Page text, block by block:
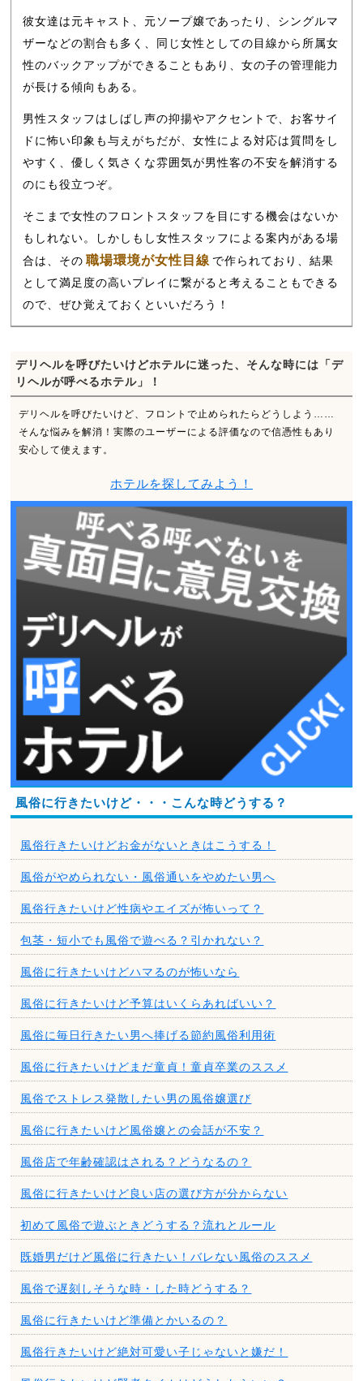
彼女達は元キャスト、元ソープ嬢であったり、シングルマ
ザーなどの割合も多く、同じ女性としての目線から所属女
性のバックアップができることもあり、女の子の管理能力
が長ける傾向もある。
男性スタッフはしばし声の抑揚やアクセントで、お客サイ
ドに怖い印象も与えがちだが、女性による対応は質問をし
やすく、優しく気さくな雰囲気が男性客の不安を解消する
のにも役立つぞ。
そこまで女性のフロントスタッフを目にする機会はないか
もしれない。しかしもし女性スタッフによる案内がある場
合は、その 職場環境が女性目線 で作られており、結果
として満足度の高いプレイに繋がると考えることもできる
ので、ぜひ覚えておくといいだろう！
デリヘルを呼びたいけどホテルに迷った、そんな時には「デ
リヘルが呼べるホテル」！
デリヘルを呼びたいけど、フロントで止められたらどうしよう……
そんな悩みを解消！実際のユーザーによる評価なので信憑性もあり
安心して使えます。
ホテルを探してみよう！
風俗に行きたいけど・・・こんな時どうする？
風俗行きたいけどお金がないときはこうする！
風俗がやめられない・風俗通いをやめたい男へ
風俗行きたいけど性病やエイズが怖いって？
包茎・短小でも風俗で遊べる？引かれない？
風俗に行きたいけどハマるのが怖いなら
風俗に行きたいけど予算はいくらあればいい？
風俗に毎日行きたい男へ捧げる節約風俗利用術
風俗に行きたいけどまだ童貞！童貞卒業のススメ
風俗でストレス発散したい男の風俗嬢選び
風俗に行きたいけど風俗嬢との会話が不安？
風俗店で年齢確認はされる？どうなるの？
風俗に行きたいけど良い店の選び方が分からない
初めて風俗で遊ぶときどうする？流れとルール
既婚男だけど風俗に行きたい！バレない風俗のススメ
風俗で遅刻しそうな時・した時どうする？
風俗に行きたいけど準備とかいるの？
風俗行きたいけど絶対可愛い子じゃないと嫌だ！